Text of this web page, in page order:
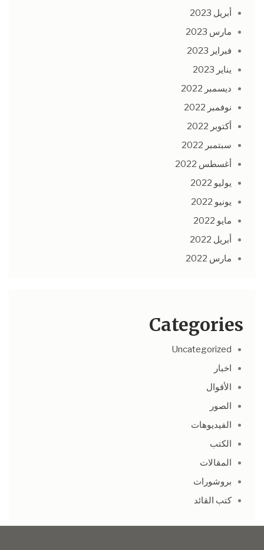
أبريل 2023
مارس 2023
فبراير 2023
يناير 2023
ديسمبر 2022
نوفمبر 2022
أكتوبر 2022
سبتمبر 2022
أغسطس 2022
يوليو 2022
يونيو 2022
مايو 2022
أبريل 2022
مارس 2022
Categories
Uncategorized
اخبار
الأقوال
الصور
الفيديوهات
الكتب
المقالات
بروشورات
كتب القائد